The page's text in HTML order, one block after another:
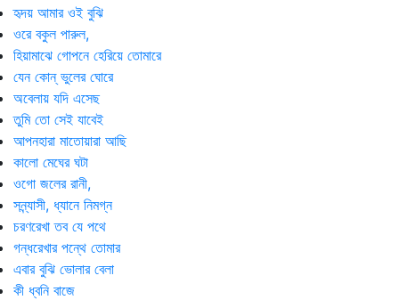
হৃদয় আমার ওই বুঝি
ওরে বকুল পারুল,
হিয়ামাঝে গোপনে হেরিয়ে তোমারে
যেন কোন্ ভুলের ঘোরে
অবেলায় যদি এসেছ
তুমি তো সেই যাবেই
আপনহারা মাতোয়ারা আছি
কালো মেঘের ঘটা
ওগো জলের রানী,
সন্ন্যাসী, ধ্যানে নিমগ্ন
চরণরেখা তব যে পথে
গন্ধরেখার পন্থে তোমার
এবার বুঝি ভোলার বেলা
কী ধ্বনি বাজে